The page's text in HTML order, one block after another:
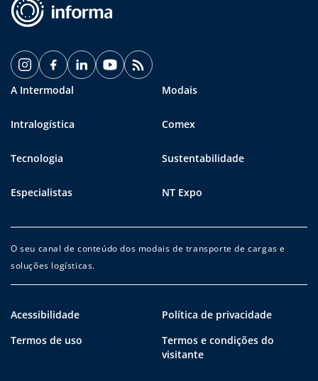
A Intermodal Modais
Intralogística Comex
Tecnologia Sustentabilidade
Especialistas NT Expo
O seu canal de conteúdo dos modais de transporte de cargas e
soluções logísticas.
Acessibilidade
Política de privacidade
Termos de uso
Termos e condições do
visitante